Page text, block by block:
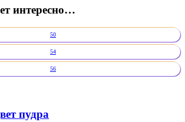
интересно…
50
54
56
пудра